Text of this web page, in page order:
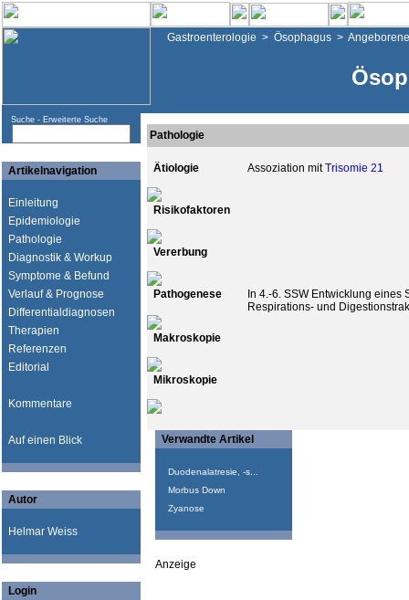
Gastroenterologie > Ösophagus >
Suche - Erweiterte Suche
Artikelnavigation
Einleitung
Epidemiologie
Pathologie
Diagnostik & Workup
Symptome & Befund
Verlauf & Prognose
Differentialdiagnosen
Therapien
Referenzen
Editorial
Kommentare
Auf einen Blick
Autor
Helmar Weiss
Login
Pathologie
Ätiologie Assoziation mitTrisomie 21
Risikofaktoren
Vererbung
Pathogenese
In 4.-6. SSW Entwicklung
Respirations- und
Makroskopie
Mikroskopie
Verwandte Artikel
Duodenalatresie, -s...
Morbus Down
Zyanose
Anzeige